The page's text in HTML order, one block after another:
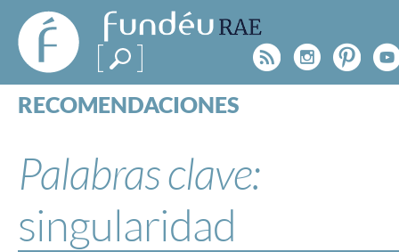
FundéuRAE
- Fundación
del Español
Urgente
Rss
RECOMENDACIONES
ESPECIALES
BLOG
NOTICIAS
Palabras clave:
singularidad